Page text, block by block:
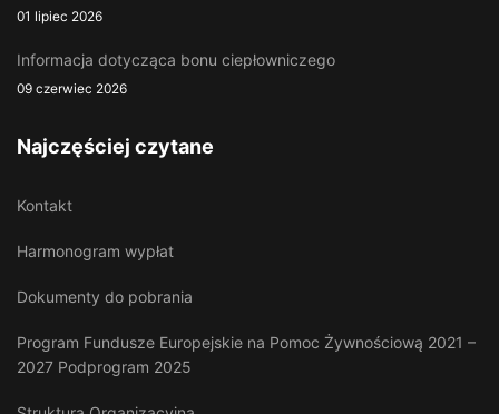
01 lipiec 2026
Informacja dotycząca bonu ciepłowniczego
09 czerwiec 2026
Najczęściej czytane
Kontakt
Harmonogram wypłat
Dokumenty do pobrania
Program Fundusze Europejskie na Pomoc Żywnościową 2021 –
2027 Podprogram 2025